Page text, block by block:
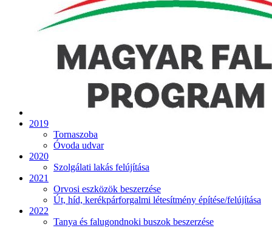
2019
Tornaszoba
Óvoda udvar
2020
Szolgálati lakás felújítása
2021
Orvosi eszközök beszerzése
Út, híd, kerékpárforgalmi létesítmény építése/felújítása
2022
Tanya és falugondnoki buszok beszerzése